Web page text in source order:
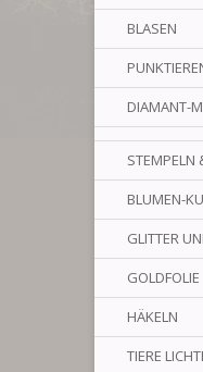
BLASEN
DIAMANT-
STEMPELN
BLUMEN-
GLITTER
GOLDFOLIE
HÄKELN
TIERE